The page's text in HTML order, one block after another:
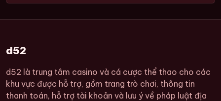
d52
d52 là trung tâm casino và cá cược thể thao cho các
khu vực được hỗ trợ, gồm trang trò chơi, thông tin
thanh toán, hỗ trợ tài khoản và lưu ý về pháp luật địa